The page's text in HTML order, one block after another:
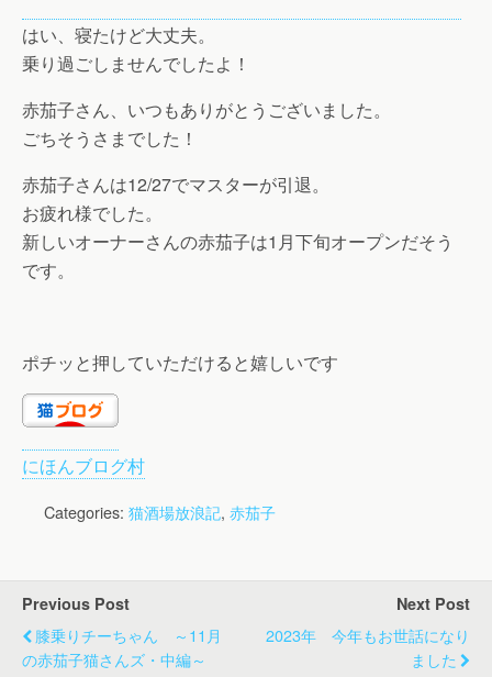
はい、寝たけど大丈夫。
乗り過ごしませんでしたよ！
赤茄子さん、いつもありがとうございました。
ごちそうさまでした！
赤茄子さんは12/27でマスターが引退。
お疲れ様でした。
新しいオーナーさんの赤茄子は1月下旬オープンだそう
です。
ポチッと押していただけると嬉しいです
にほんブログ村
Categories: 猫酒場放浪記, 赤茄子
Previous Post
膝乗りチーちゃん ～11月
の赤茄子猫さんズ・中編～
Next Post
2023年 今年もお世話になり
ました